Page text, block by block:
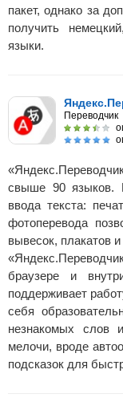
пакет, однако за
получить
языки.
Переводчик
свыше 90 языков.
ввода текста:
фотоперевода
вывесок, плакатов
браузере и
поддерживает
себя
незнакомых слов
мелочи, вроде
подсказок для